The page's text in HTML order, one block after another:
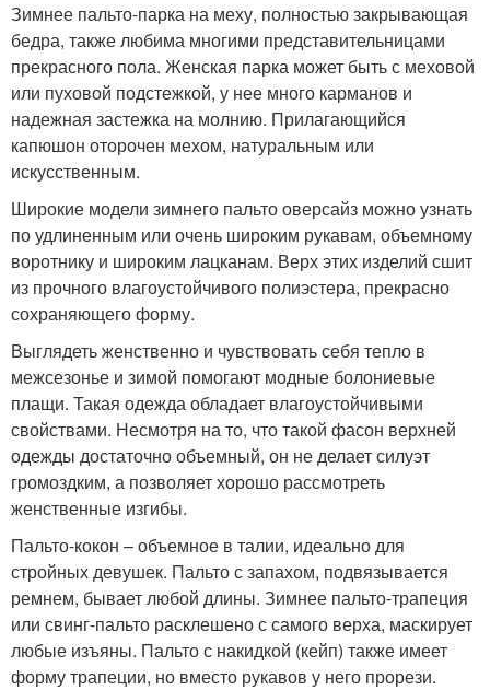
Зимнее пальто-парка на меху, полностью закрывающая
бедра, также любима многими представительницами
прекрасного пола. Женская парка может быть с меховой
или пуховой подстежкой, у нее много карманов и
надежная застежка на молнию. Прилагающийся
капюшон оторочен мехом, натуральным или
искусственным.
Широкие модели зимнего пальто оверсайз можно узнать
по удлиненным или очень широким рукавам, объемному
воротнику и широким лацканам. Верх этих изделий сшит
из прочного влагоустойчивого полиэстера, прекрасно
сохраняющего форму.
Выглядеть женственно и чувствовать себя тепло в
межсезонье и зимой помогают модные болониевые
плащи. Такая одежда обладает влагоустойчивыми
свойствами. Несмотря на то, что такой фасон верхней
одежды достаточно объемный, он не делает силуэт
громоздким, а позволяет хорошо рассмотреть
женственные изгибы.
Пальто-кокон – объемное в талии, идеально для
стройных девушек. Пальто с запахом, подвязывается
ремнем, бывает любой длины. Зимнее пальто-трапеция
или свинг-пальто расклешено с самого верха, маскирует
любые изъяны. Пальто с накидкой (кейп) также имеет
форму трапеции, но вместо рукавов у него прорези.